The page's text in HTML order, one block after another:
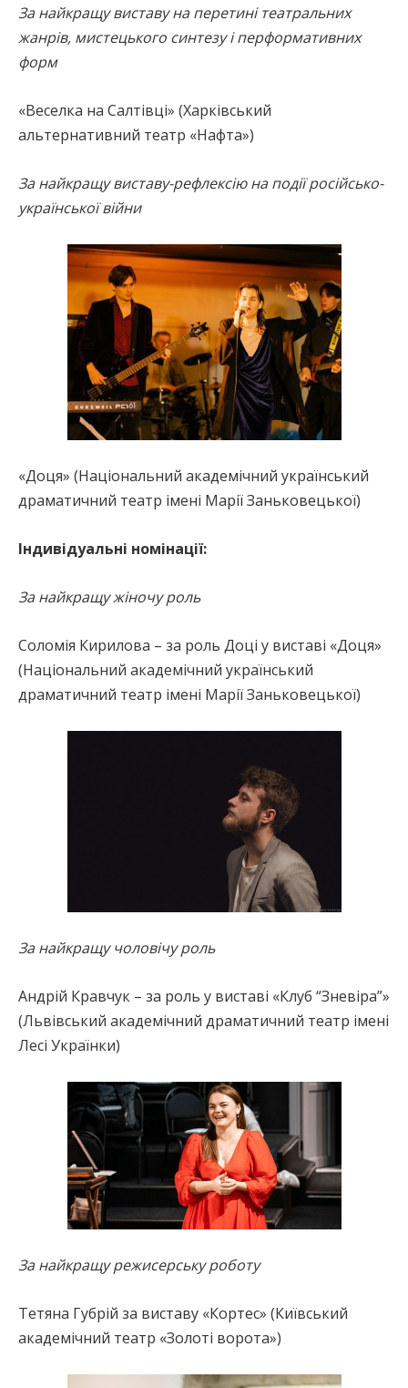
За найкращу виставу на перетині театральних
жанрів, мистецького синтезу і перформативних
форм
«Веселка на Салтівці» (Харківський
альтернативний театр «Нафта»)
За найкращу виставу-рефлексію на події російсько-
української війни
«Доця» (Національний академічний український
драматичний театр імені Марії Заньковецької)
Індивідуальні номінації:
За найкращу жіночу роль
Соломія Кирилова – за роль Доці у виставі «Доця»
(Національний академічний український
драматичний театр імені Марії Заньковецької)
За найкращу чоловічу роль
Андрій Кравчук – за роль у виставі «Клуб “Зневіра”»
(Львівський академічний драматичний театр імені
Лесі Українки)
За найкращу режисерську роботу
Тетяна Губрій за виставу «Кортес» (Київський
академічний театр «Золоті ворота»)